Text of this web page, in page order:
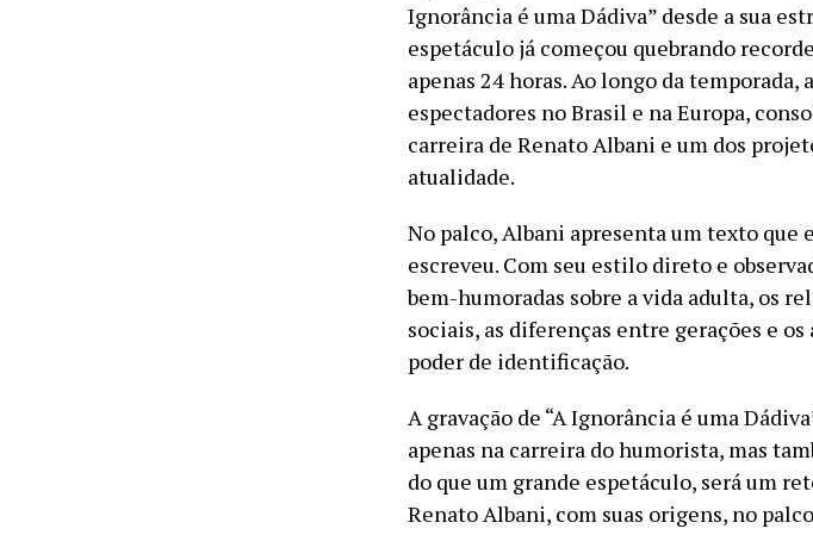
Ignorância é uma Dádiva” desde a sua
espetáculo já começou quebrando
apenas 24 horas. Ao longo da
espectadores no Brasil e na Europa,
carreira de Renato Albani e um dos
atualidade.
No palco, Albani apresenta um texto
escreveu. Com seu estilo direto e
bem-humoradas sobre a vida adulta, os
sociais, as diferenças entre gerações e
poder de identificação.
A gravação de “A Ignorância é uma
apenas na carreira do humorista, mas
do que um grande espetáculo, será um
Renato Albani, com suas origens, no